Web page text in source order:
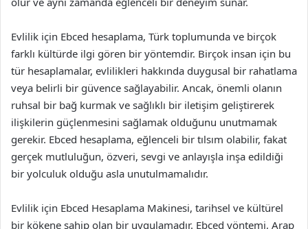
Evlilik için Ebced hesaplama, Türk toplumunda ve birçok
farklı kültürde ilgi gören bir yöntemdir. Birçok insan için bu
tür hesaplamalar, evlilikleri hakkında duygusal bir rahatlama
veya belirli bir güvence sağlayabilir. Ancak, önemli olanın
ruhsal bir bağ kurmak ve sağlıklı bir iletişim geliştirerek
ilişkilerin güçlenmesini sağlamak olduğunu unutmamak
gerekir. Ebced hesaplama, eğlenceli bir tılsım olabilir, fakat
gerçek mutluluğun, özveri, sevgi ve anlayışla inşa edildiği
bir yolculuk olduğu asla unutulmamalıdır.
Evlilik için Ebced Hesaplama Makinesi, tarihsel ve kültürel
bir kökene sahip olan bir uygulamadır. Ebced yöntemi, Arap